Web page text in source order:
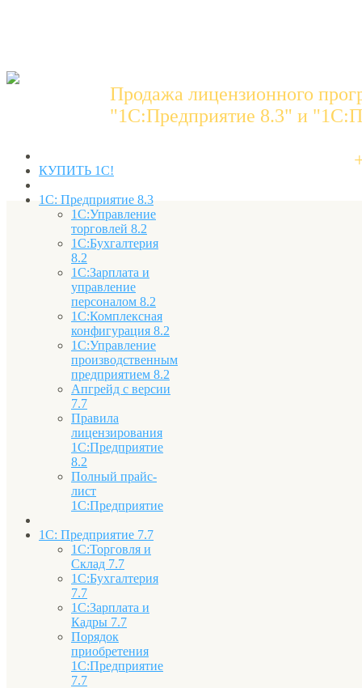
Продажа лицензионного
"1C:Предприятие 8.3" и
КУПИТЬ 1С!
1С: Предприятие 8.3
1С:Управление
торговлей 8.2
1С:Бухгалтерия
8.2
1С:Зарплата и
управление
персоналом 8.2
1С:Комплексная
конфигурация 8.2
1С:Управление
производственным
предприятием 8.2
Апгрейд с версии
7.7
Правила
лицензирования
1С:Предприятие
8.2
Полный прайс-
лист
1С:Предприятие
1С: Предприятие 7.7
1С:Торговля и
Склад 7.7
1С:Бухгалтерия
7.7
1С:Зарплата и
Кадры 7.7
Порядок
приобретения
1С:Предприятие
7.7